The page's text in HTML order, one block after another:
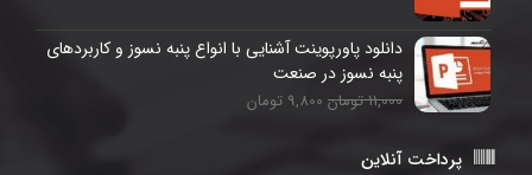
دانلود پاورپوینت آشنایی با انواع پنبه نسوز و کاربردهای
پنبه نسوز در صنعت
11,000 تومان 9,800 تومان
پرداخت آنلاین